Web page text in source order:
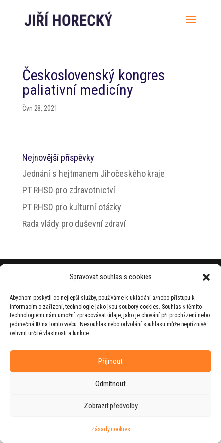
Spravovat souhlas s cookies
Abychom poskytli co nejlepší služby, používáme k ukládání a/nebo přístupu k
informacím o zařízení, technologie jako jsou soubory cookies. Souhlas s těmito
technologiemi nám umožní zpracovávat údaje, jako je chování při procházení nebo
jedinečná ID na tomto webu. Nesouhlas nebo odvolání souhlasu může nepříznivě
ovlivnit určité vlastnosti a funkce.
Příjmout
Odmítnout
Zobrazit předvolby
Zásady cookies
Československý kongres
paliativní medicíny
Čvn 28, 2021
Nejnovější příspěvky
Jednání s hejtmanem Jihočeského kraje
PT RHSD pro zdravotnictví
PT RHSD pro kulturní otázky
Rada vlády pro duševní zdraví
© 2026 Jiří Horecký – Osobní stránky Jiřího
Web vytvořila firmaRUDIve spolupráci s
agenturouZEST BRAND.